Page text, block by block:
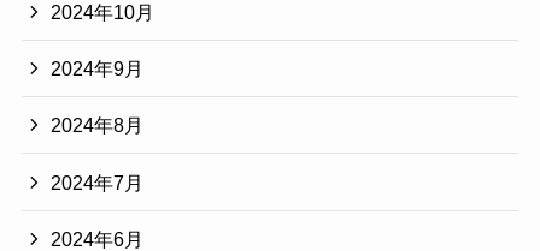
2024年10月
2024年9月
2024年8月
2024年7月
2024年6月